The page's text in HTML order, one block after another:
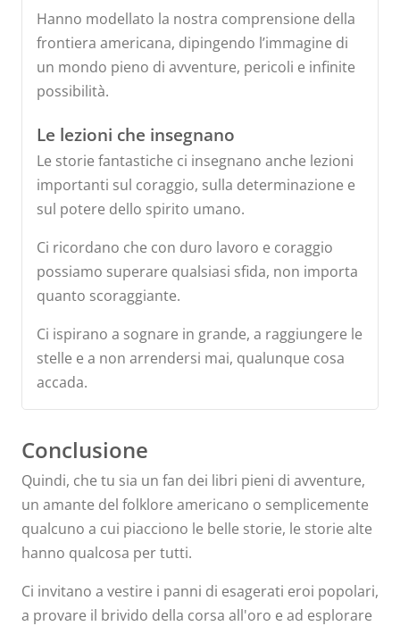
Hanno modellato la nostra comprensione della
frontiera americana, dipingendo l’immagine di
un mondo pieno di avventure, pericoli e infinite
possibilità.
Le lezioni che insegnano
Le storie fantastiche ci insegnano anche lezioni
importanti sul coraggio, sulla determinazione e
sul potere dello spirito umano.
Ci ricordano che con duro lavoro e coraggio
possiamo superare qualsiasi sfida, non importa
quanto scoraggiante.
Ci ispirano a sognare in grande, a raggiungere le
stelle e a non arrendersi mai, qualunque cosa
accada.
Conclusione
Quindi, che tu sia un fan dei libri pieni di avventure,
un amante del folklore americano o semplicemente
qualcuno a cui piacciono le belle storie, le storie alte
hanno qualcosa per tutti.
Ci invitano a vestire i panni di esagerati eroi popolari,
a provare il brivido della corsa all'oro e ad esplorare